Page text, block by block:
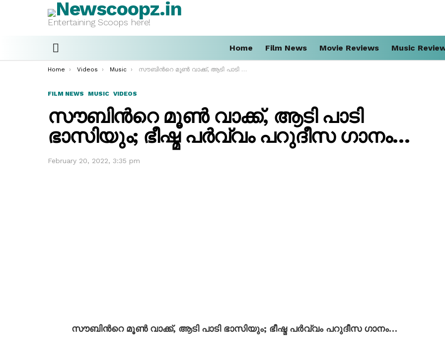
Entertaining Scoops here!
Home Film News Movie Reviews Music
You are here:
Home Videos Music സൗബിന്‍റെ മൂൺ വാക്ക്, ആടി പാടി ഭാസിയും; ഭീഷ്മ പർവ്വം പറുദീസ ഗാനം…
FILM NEWS MUSIC VIDEOS
സൗബിന്‍റെ മൂൺ വാക്ക്, ആടി പാടി
ഭാസിയും; ഭീഷ്മ പർവ്വം പറുദീസ ഗാനം…
February 20, 2022, 3:35 pm
സൗബിന്‍റെ മൂൺ വാക്ക്, ആടി പാടി ഭാസിയും; ഭീഷ്മ പർവ്വം പറുദീസ ഗാനം…